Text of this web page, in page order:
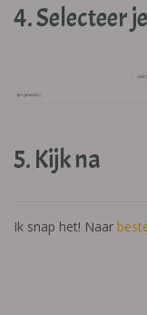
4. Selecteer
5. Kijk na
Ik snap het! Naar